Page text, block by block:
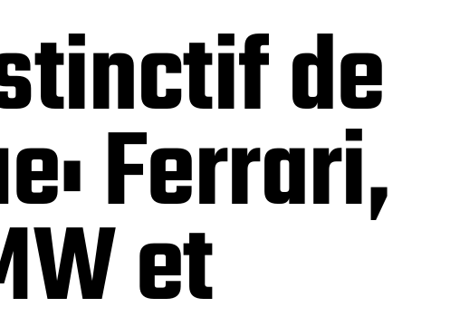
de
Ferrari,
et